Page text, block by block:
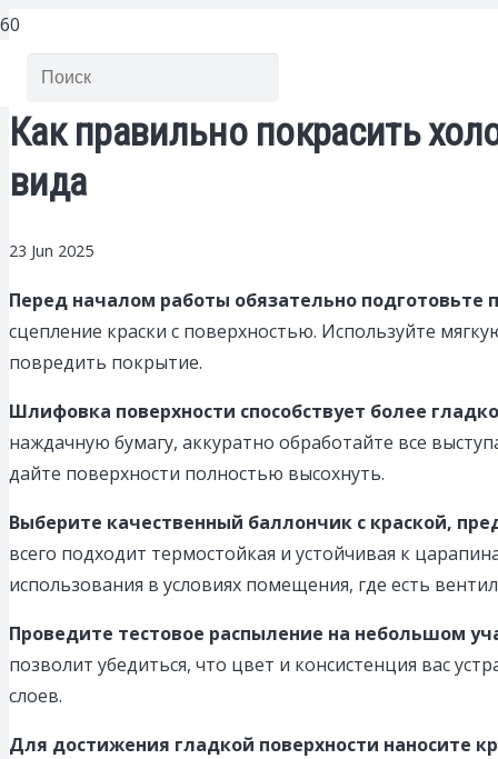
Как правильно покрасить
вида
23 Jun 2025
Перед началом работы обязательно подготовьте
сцепление краски с поверхностью. Используйте
повредить покрытие.
Шлифовка поверхности способствует более
наждачную бумагу, аккуратно обработайте все
дайте поверхности полностью высохнуть.
Выберите качественный баллончик с краской,
всего подходит термостойкая и устойчивая к
использования в условиях помещения, где есть
Проведите тестовое распыление на небольшом
позволит убедиться, что цвет и консистенция вас
слоев.
Для достижения гладкой поверхности наносите